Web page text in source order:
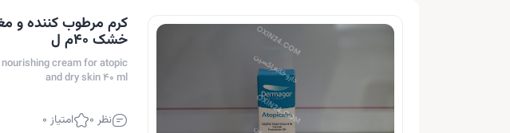
کرم مرطوب کننده و
خشک 40م ل
cream for atopic
and dry skin 40 ml
نظر 0 امتیاز 0